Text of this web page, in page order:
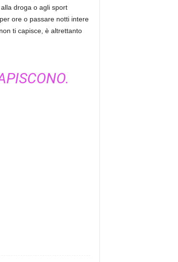
droga o agli sport
ore o passare notti intere
ti capisce, è altrettanto